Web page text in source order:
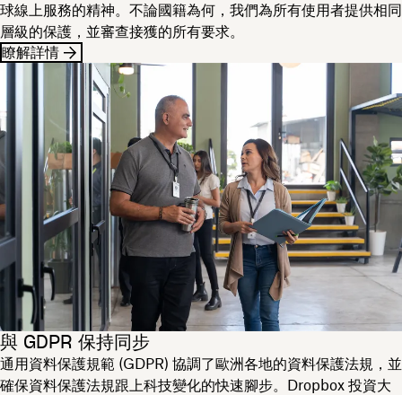
球線上服務的精神。不論國籍為何，我們為所有使用者提供相同
層級的保護，並審查接獲的所有要求。
瞭解詳情
與 GDPR 保持同步
通用資料保護規範 (GDPR) 協調了歐洲各地的資料保護法規，並
確保資料保護法規跟上科技變化的快速腳步。Dropbox 投資大